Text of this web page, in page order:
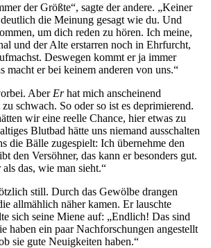
der Größte“, sagte der andere. „Keiner
die Meinung gesagt wie du. Und
um dich reden zu hören. Ich meine,
und der Alte erstarren noch in Ehrfurcht,
Deswegen kommt er ja immer
macht er bei keinem anderen von uns.“
Aber Erhat mich anscheinend
schwach. So oder so ist es deprimierend.
wir eine reelle Chance, hier etwas zu
Blutbad hätte uns niemand ausschalten
die Bälle zugespielt: Ich übernehme den
den Versöhner, das kann er besonders gut.
das, wie man sieht.“
still. Durch das Gewölbe drangen
allmählich näher kamen. Er lauschte
sich seine Miene auf: „Endlich! Das sind
haben ein paar Nachforschungen angestellt
sie gute Neuigkeiten haben.“